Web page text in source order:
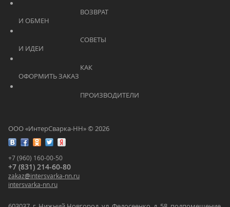
ООО «ИнтерСварка-НН» © 2026
+7 (960) 160-00-50
+7 (831) 214-60-80
zakaz@intersvarka-nn.ru
intersvarka-nn.ru